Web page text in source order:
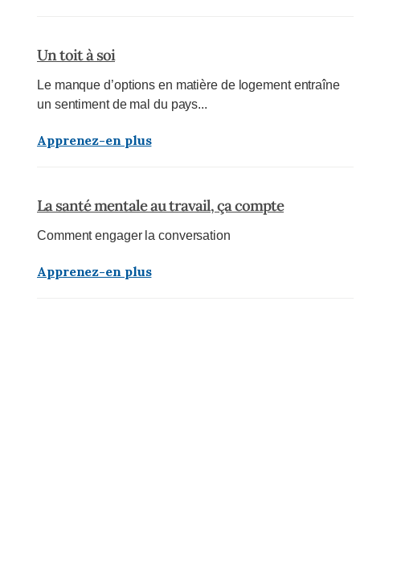
Un toit à soi
Le manque d’options en matière de logement entraîne
un sentiment de mal du pays...
Apprenez-en plus
La santé mentale au travail, ça compte
Comment engager la conversation
Apprenez-en plus